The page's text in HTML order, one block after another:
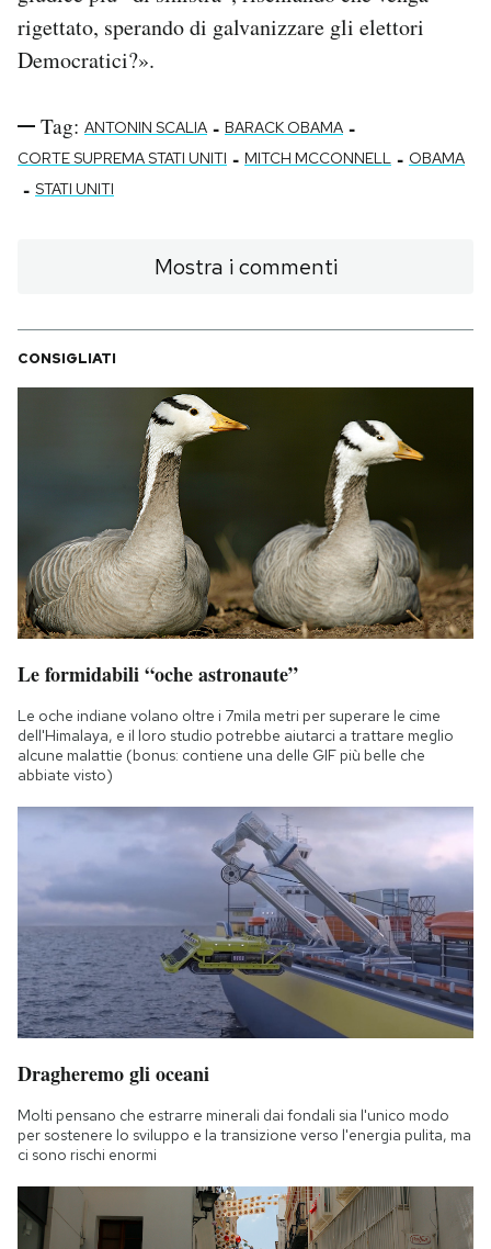
rigettato, sperando di galvanizzare gli elettori
Democratici?».
Tag: ANTONIN SCALIA - BARACK OBAMA -
CORTE SUPREMA STATI UNITI - MITCH MCCONNELL - OBAMA
- STATI UNITI
Mostra i commenti
CONSIGLIATI
Le formidabili “oche astronaute”
Le oche indiane volano oltre i 7mila metri per superare le cime
dell'Himalaya, e il loro studio potrebbe aiutarci a trattare meglio
alcune malattie (bonus: contiene una delle GIF più belle che
abbiate visto)
Dragheremo gli oceani
Molti pensano che estrarre minerali dai fondali sia l'unico modo
per sostenere lo sviluppo e la transizione verso l'energia pulita, ma
ci sono rischi enormi